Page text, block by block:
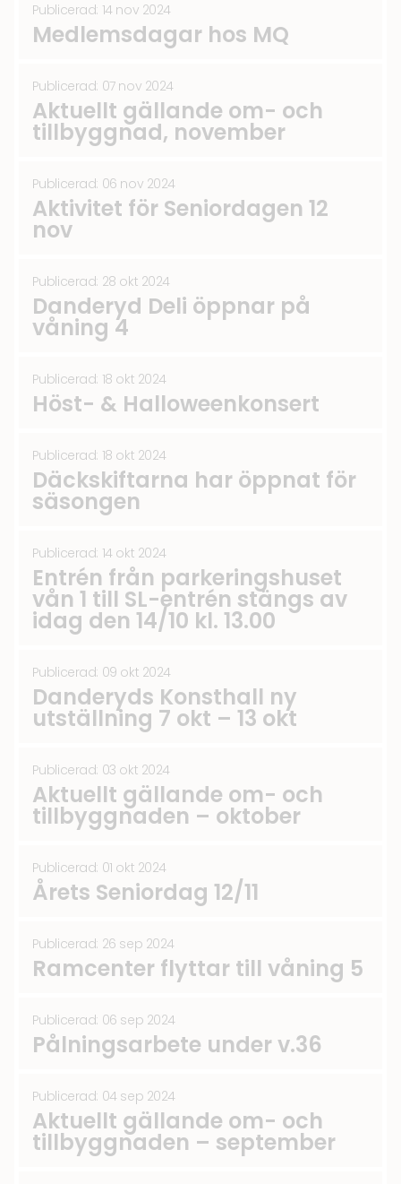
Publicerad: 14 nov 2024
Medlemsdagar hos MQ
Publicerad: 07 nov 2024
Aktuellt gällande om- och
tillbyggnad, november
Publicerad: 06 nov 2024
Aktivitet för Seniordagen 12
nov
Publicerad: 28 okt 2024
Danderyd Deli öppnar på
våning 4
Publicerad: 18 okt 2024
Höst- & Halloweenkonsert
Publicerad: 18 okt 2024
Däckskiftarna har öppnat för
säsongen
Publicerad: 14 okt 2024
Entrén från parkeringshuset
vån 1 till SL-entrén stängs av
idag den 14/10 kl. 13.00
Publicerad: 09 okt 2024
Danderyds Konsthall ny
utställning 7 okt – 13 okt
Publicerad: 03 okt 2024
Aktuellt gällande om- och
tillbyggnaden – oktober
Publicerad: 01 okt 2024
Årets Seniordag 12/11
Publicerad: 26 sep 2024
Ramcenter flyttar till våning 5
Publicerad: 06 sep 2024
Pålningsarbete under v.36
Publicerad: 04 sep 2024
Aktuellt gällande om- och
tillbyggnaden – september